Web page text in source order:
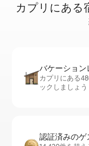
カプリに⁠あ⁠る
バケーショ
カプリにある
ックしましょう
認証済みの